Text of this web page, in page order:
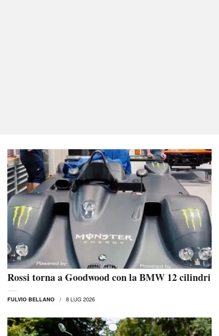
Rossi torna a Goodwood con la BMW 12 cilindri
FULVIO BELLANO 8 LUG 2026